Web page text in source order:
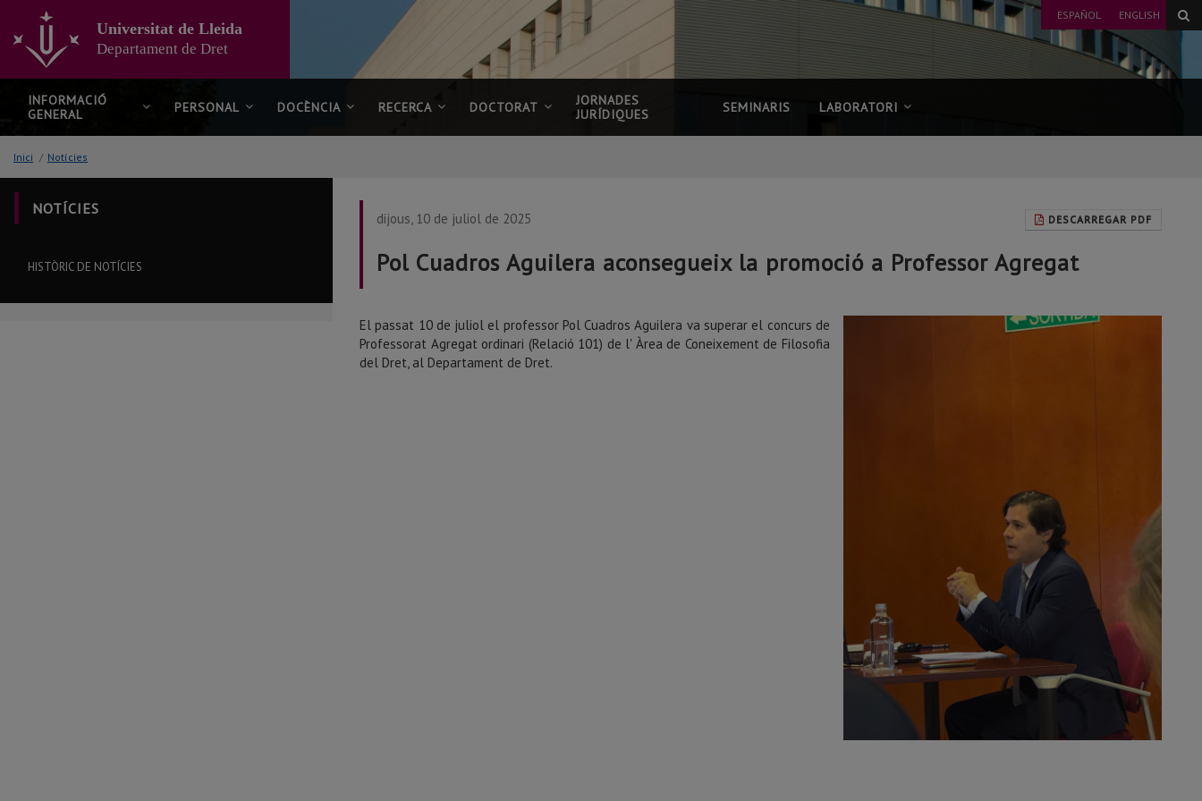
contingut
principal
de
pàgina
ESPAÑOL ENGLISH
Universitat de Lleida
Departament de Dret
INFORMACIÓ
GENERAL
PERSONAL DOCÈNCIA RECERCA DOCTORAT
JORNADES
JURÍDIQUES
SEMINARIS LABORATORI
Inici / Notícies
NOTÍCIES
HISTÒRIC DE NOTÍCIES
DESCARREGAR PDF
dijous, 10 de juliol de 2025
Pol Cuadros Aguilera aconsegueix la promoció a Professor Agregat
El passat 10 de juliol el professor Pol Cuadros Aguilera va superar el concurs de
Professorat Agregat ordinari (Relació 101) de l' Àrea de Coneixement de Filosofia
del Dret, al Departament de Dret.